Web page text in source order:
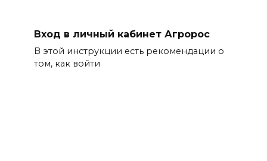
Вход в личный кабинет Агророс
В этой инструкции есть рекомендации о
том, как войти